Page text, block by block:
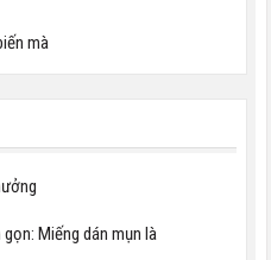
mà
Miếng dán mụn là